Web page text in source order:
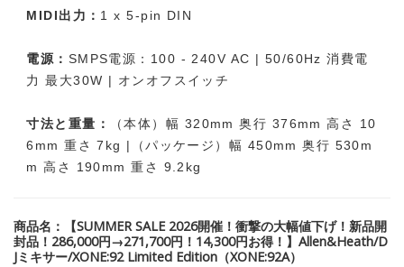
MIDI出力： 1 x 5-pin DIN
電源： SMPS電源：100 - 240V AC | 50/60Hz 消費電
力 最大30W | オンオフスイッチ
寸法と重量：
（本体）幅 320mm 奥行 376mm 高さ 10
6mm 重さ 7kg |（パッケージ）幅 450mm 奥行 530m
m 高さ 190mm 重さ 9.2kg
商品名：【SUMMER SALE 2026開催！衝撃の大幅値下げ！新品開
封品！286,000円→271,700円！14,300円お得！】Allen&Heath/D
Jミキサー/XONE:92 Limited Edition（XONE:92A）